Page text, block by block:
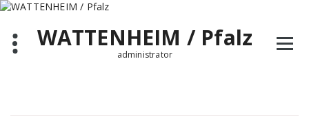
Zum
springenWATTENHEIM / Pfalz
administrator